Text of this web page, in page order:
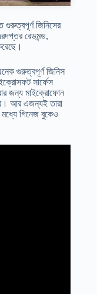
জিনিসের
রেডমন্ড,
গুরুত্বপূর্ণ জিনিস
সার্ফেস
জন্য মাইক্রোফোন
আর এজন্যই তারা
মধ্যে গিনেজ বুকেও